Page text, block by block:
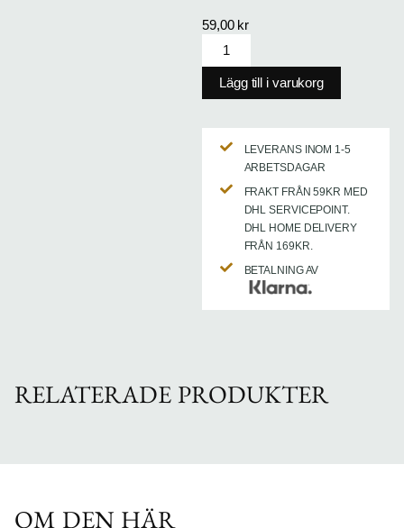
59,00 kr
Lägg till i varukorg
LEVERANS INOM 1-5
ARBETSDAGAR
FRAKT FRÅN 59KR MED
DHL SERVICEPOINT.
DHL HOME DELIVERY
FRÅN 169KR.
BETALNING AV
RELATERADE PRODUKTER
OM DEN HÄR